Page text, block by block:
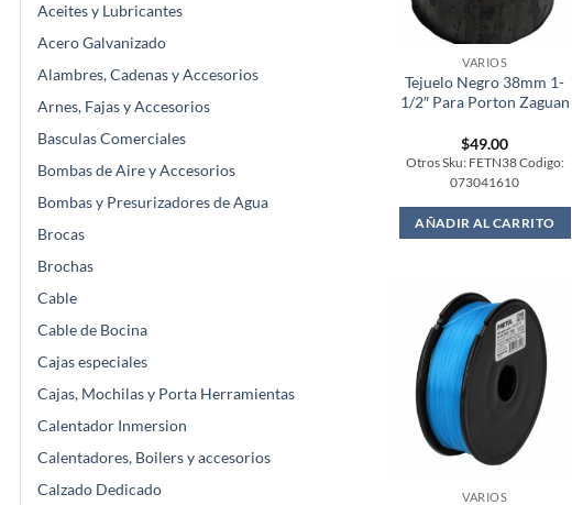
Aceites y Lubricantes
Acero Galvanizado
Alambres, Cadenas y Accesorios
Arnes, Fajas y Accesorios
Basculas Comerciales
Bombas de Aire y Accesorios
Bombas y Presurizadores de Agua
Brocas
Brochas
Cable
Cable de Bocina
Cajas especiales
Cajas, Mochilas y Porta Herramientas
Calentador Inmersion
Calentadores, Boilers y accesorios
Calzado Dedicado
VARIOS
Tejuelo Negro 38mm 1-
1/2″ Para Porton Zaguan
$49.00
Otros Sku: FETN38 Codigo:
073041610
AÑADIR AL CARRITO
VARIOS